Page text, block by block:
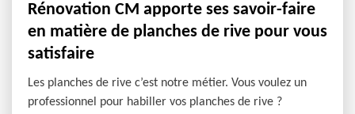
Rénovation CM apporte ses savoir-faire
en matière de planches de rive pour vous
satisfaire
Les planches de rive c’est notre métier. Vous voulez un
professionnel pour habiller vos planches de rive ?